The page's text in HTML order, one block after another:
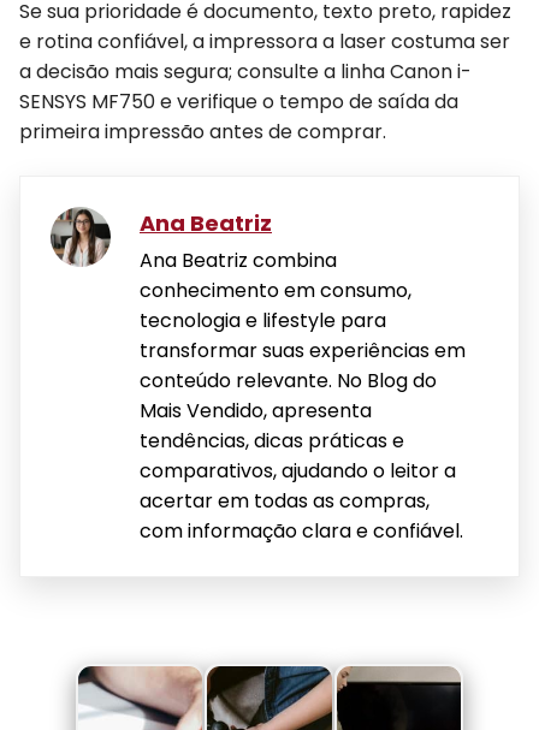
Se sua prioridade é documento, texto preto, rapidez
e rotina confiável, a impressora a laser costuma ser
a decisão mais segura; consulte a linha Canon i-
SENSYS MF750 e verifique o tempo de saída da
primeira impressão antes de comprar.
Ana Beatriz
Ana Beatriz combina
conhecimento em consumo,
tecnologia e lifestyle para
transformar suas experiências em
conteúdo relevante. No Blog do
Mais Vendido, apresenta
tendências, dicas práticas e
comparativos, ajudando o leitor a
acertar em todas as compras,
com informação clara e confiável.